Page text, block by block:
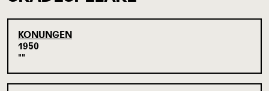
KONUNGEN
1950